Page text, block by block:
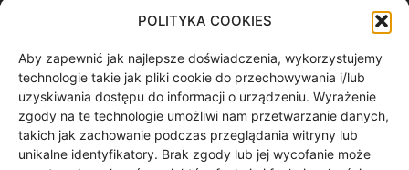
POLITYKA COOKIES
Aby zapewnić jak najlepsze doświadczenia, wykorzystujemy
technologie takie jak pliki cookie do przechowywania i/lub
uzyskiwania dostępu do informacji o urządzeniu. Wyrażenie
zgody na te technologie umożliwi nam przetwarzanie danych,
takich jak zachowanie podczas przeglądania witryny lub
unikalne identyfikatory. Brak zgody lub jej wycofanie może
ABOUT US
informacje z regionu / nagrania filmowe / produkcja video /
spoty reklamowe / materiały graficzne